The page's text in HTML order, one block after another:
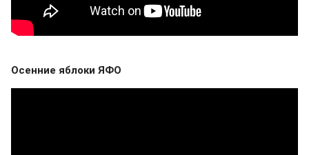
Осенние яблоки ЯФО